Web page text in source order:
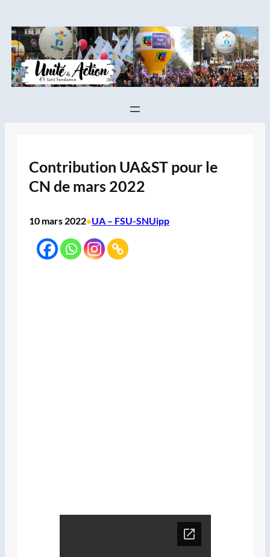
au
contenu
Contribution UA&ST pour le
CN de mars 2022
10 mars 2022•UA – FSU-SNUipp